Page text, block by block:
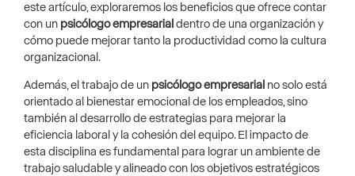
este artículo, exploraremos los beneficios que ofrece contar
con un psicólogo empresarial dentro de una organización y
cómo puede mejorar tanto la productividad como la cultura
organizacional.
Además, el trabajo de un psicólogo empresarial no solo está
orientado al bienestar emocional de los empleados, sino
también al desarrollo de estrategias para mejorar la
eficiencia laboral y la cohesión del equipo. El impacto de
esta disciplina es fundamental para lograr un ambiente de
trabajo saludable y alineado con los objetivos estratégicos